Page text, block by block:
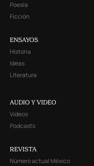
Poesía
Ficción
ENSAYOS
Historia
Ideas
Literatura
AUDIO Y VIDEO
Videos
Podcasts
REVISTA
Número actual México